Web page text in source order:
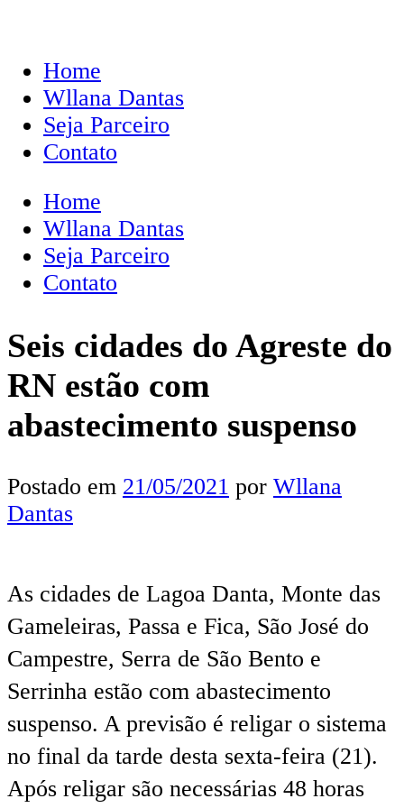
Home
Wllana Dantas
Seja Parceiro
Contato
Home
Wllana Dantas
Seja Parceiro
Contato
Seis cidades do Agreste do
RN estão com
abastecimento suspenso
Postado em 21/05/2021 por Wllana
Dantas
As cidades de Lagoa Danta, Monte das
Gameleiras, Passa e Fica, São José do
Campestre, Serra de São Bento e
Serrinha estão com abastecimento
suspenso. A previsão é religar o sistema
no final da tarde desta sexta-feira (21).
Após religar são necessárias 48 horas